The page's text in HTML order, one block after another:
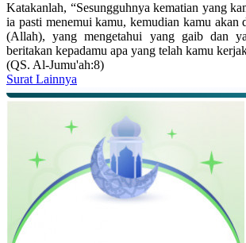
Katakanlah, “Sesungguhnya kematian yang
ia pasti menemui kamu, kemudian kamu akan
(Allah), yang mengetahui yang gaib dan
beritakan kepadamu apa yang telah kamu
(QS. Al-Jumu'ah:8)
Surat Lainnya